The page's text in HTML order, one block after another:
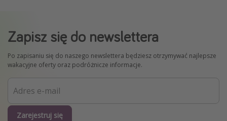
Zapisz się do newslettera
Po zapisaniu się do naszego newslettera będziesz otrzymywać najlepsze
wakacyjne oferty oraz podróżnicze informacje.
Zarejestruj się